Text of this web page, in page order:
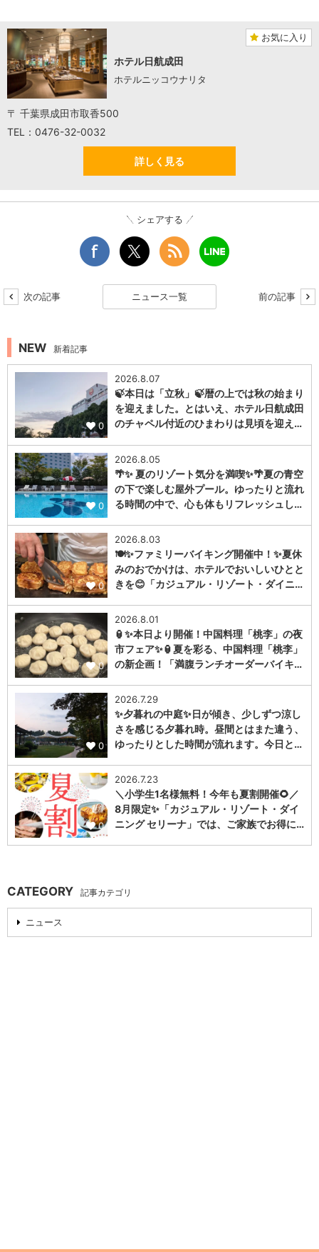
お気に入り
ホテル日航成田
ホテルニッコウナリタ
〒 千葉県成田市取香500
TEL：0476-32-0032
詳しく見る
シェアする
次の記事 ニュース一覧 前の記事
NEW 新着記事
0
2026.8.07
🍃本日は「立秋」🍃暦の上では秋の始まり
を迎えました。とはいえ、ホテル日航成田
のチャペル付近のひまわりは見頃を迎え…
0
2026.8.05
🌴✨ 夏のリゾート気分を満喫✨🌴夏の青空
の下で楽しむ屋外プール。ゆったりと流れ
る時間の中で、心も体もリフレッシュし…
0
2026.8.03
🍽️✨ファミリーバイキング開催中！✨夏休
みのおでかけは、ホテルでおいしいひとと
きを😊「カジュアル・リゾート・ダイニ…
0
2026.8.01
🏮✨本日より開催！中国料理「桃李」の夜
市フェア✨🏮夏を彩る、中国料理「桃李」
の新企画！「満腹ランチオーダーバイキ…
0
2026.7.29
✨夕暮れの中庭✨日が傾き、少しずつ涼し
さを感じる夕暮れ時。昼間とはまた違う、
ゆったりとした時間が流れます。今日と…
0
2026.7.23
＼小学生1名様無料！今年も夏割開催🌻／
8月限定✨「カジュアル・リゾート・ダイ
ニング セリーナ」では、ご家族でお得に…
CATEGORY 記事カテゴリ
ニュース